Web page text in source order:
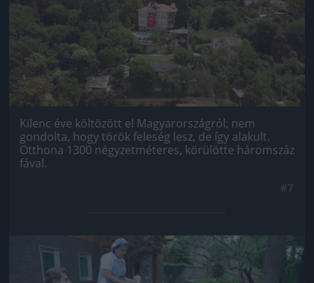
Kilenc éve költözött el Magyarországról; nem
gondolta, hogy török feleség lesz, de így alakult.
Otthona 1300 négyzetméteres, körülötte háromszáz
fával.
Jön még kép!